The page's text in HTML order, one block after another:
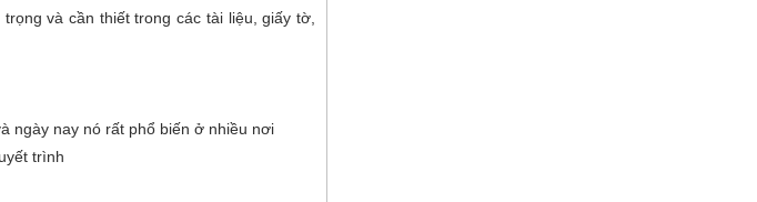
và cần thiết trong các tài liệu, giấy tờ,
ngày nay nó rất phổ biến ở nhiều nơi
trình